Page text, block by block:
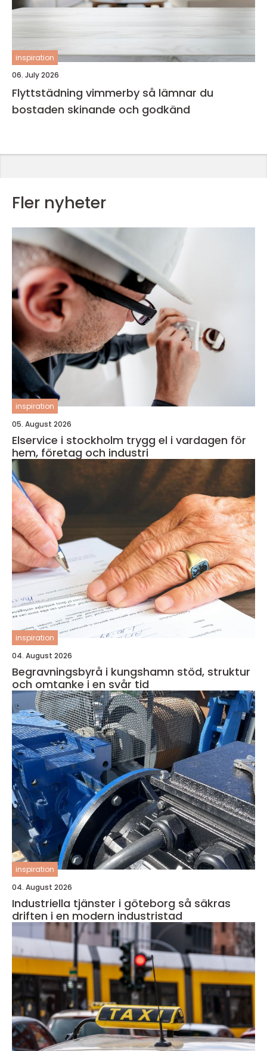
inspiration
06. July 2026
Flyttstädning vimmerby så lämnar du
bostaden skinande och godkänd
Fler nyheter
inspiration
05. August 2026
Elservice i stockholm trygg el i vardagen för
hem, företag och industri
inspiration
04. August 2026
Begravningsbyrå i kungshamn stöd, struktur
och omtanke i en svår tid
inspiration
04. August 2026
Industriella tjänster i göteborg så säkras
driften i en modern industristad